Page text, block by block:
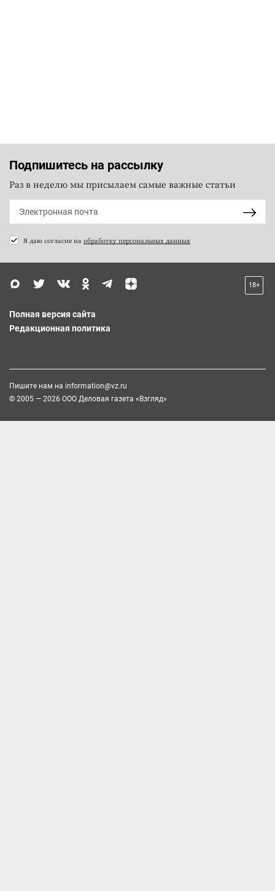
Подпишитесь на рассылку
Раз в неделю мы присылаем самые важные статьи
Я даю согласие на обработку персональных данных
18+
Полная версия сайта
Редакционная политика
Пишите нам на information@vz.ru
© 2005 — 2026 ООО Деловая газета «Взгляд»